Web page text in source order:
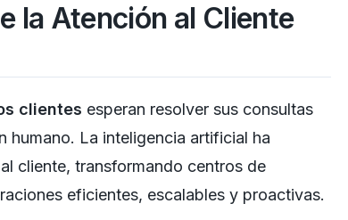
la Atención al Cliente
clientes esperan resolver sus consultas
humano. La inteligencia artificial ha
cliente, transformando centros de
eficientes, escalables y proactivas.